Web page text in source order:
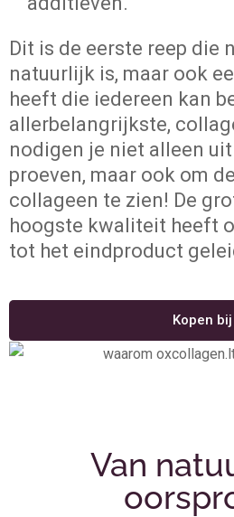
Dit is de eerste reep die
natuurlijk is, maar ook
heeft die iedereen kan
allerbelangrijkste,
nodigen je niet alleen
proeven, maar ook om
collageen te zien! De
hoogste kwaliteit heeft
tot het eindproduct
Kopen bij
Van